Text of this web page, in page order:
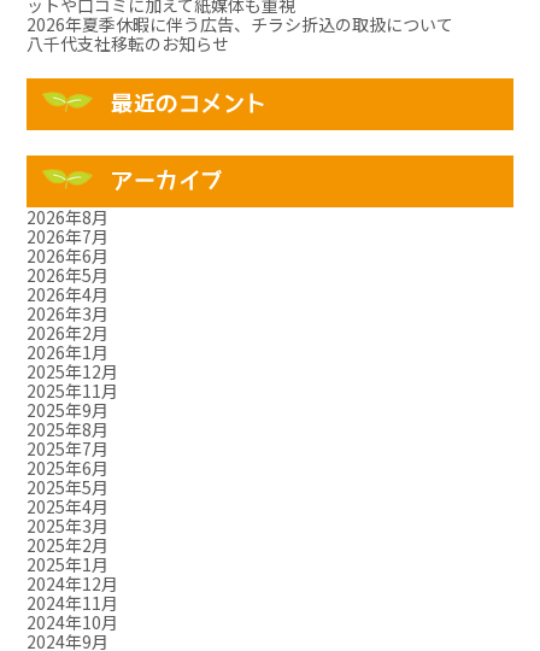
ットや口コミに加えて紙媒体も重視
2026年夏季休暇に伴う広告、チラシ折込の取扱について
八千代支社移転のお知らせ
最近のコメント
アーカイブ
2026年8月
2026年7月
2026年6月
2026年5月
2026年4月
2026年3月
2026年2月
2026年1月
2025年12月
2025年11月
2025年9月
2025年8月
2025年7月
2025年6月
2025年5月
2025年4月
2025年3月
2025年2月
2025年1月
2024年12月
2024年11月
2024年10月
2024年9月